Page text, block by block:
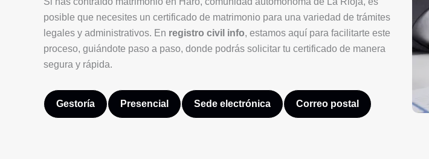
posible que necesites un certificado de matrimonio para una variedad de trámites
legales y administrativos. En registro civil info, estamos aquí para facilitarte este
proceso, guiándote paso a paso, donde podrás solicitar tu certificado de manera
segura y rápida.
Gestoría Presencial Sede electrónica Correo postal